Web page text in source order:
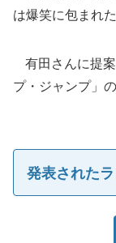
は爆笑に包まれた
有田さんに提
プ・ジャンプ」
発表された